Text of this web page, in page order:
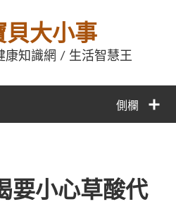
貝大小事
康知識網 / 生活智慧王
側欄
要小心草酸代